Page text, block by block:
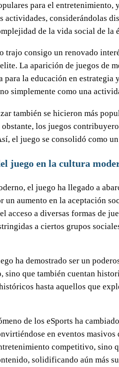
para el entretenimiento,
actividades, considerándolas
de la vida social de la
trajo consigo un renovado
La aparición de juegos de
para la educación en
simplemente como una
también se hicieron más
los juegos
el juego se consolidó como
juego en la cultura
el juego ha llegado a
un aumento en la aceptación
acceso a diversas formas de
a ciertos grupos
ha demostrado ser un
sino que también cuentan
hasta aquellos que
de los eSports ha
en eventos
competitivo, sino
solidificando aún más